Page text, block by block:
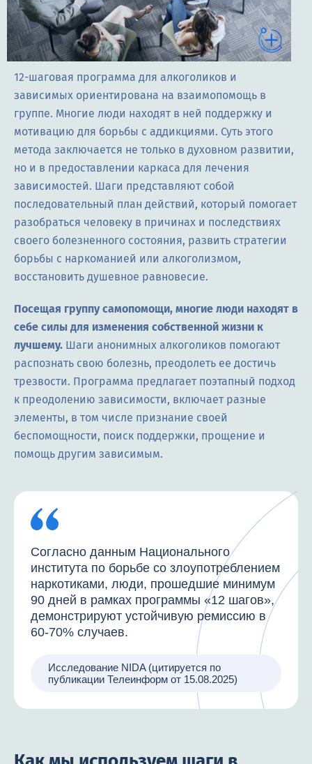
12-шаговая программа для алкоголиков и
зависимых ориентирована на взаимопомощь в
группе. Многие люди находят в ней поддержку и
мотивацию для борьбы с аддикциями. Суть этого
метода заключается не только в духовном развитии,
но и в предоставлении каркаса для лечения
зависимостей. Шаги представляют собой
последовательный план действий, который помогает
разобраться человеку в причинах и последствиях
своего болезненного состояния, развить стратегии
борьбы с наркоманией или алкоголизмом,
восстановить душевное равновесие.
Посещая группу самопомощи, многие люди находят в
себе силы для изменения собственной жизни к
лучшему. Шаги анонимных алкоголиков помогают
распознать свою болезнь, преодолеть ее достичь
трезвости. Программа предлагает поэтапный подход
к преодолению зависимости, включает разные
элементы, в том числе признание своей
беспомощности, поиск поддержки, прощение и
помощь другим зависимым.
Согласно данным Национального
института по борьбе со злоупотреблением
наркотиками, люди, прошедшие минимум
90 дней в рамках программы «12 шагов»,
демонстрируют устойчивую ремиссию в
60-70% случаев.
Исследование NIDA (цитируется по
публикации Телеинформ от 15.08.2025)